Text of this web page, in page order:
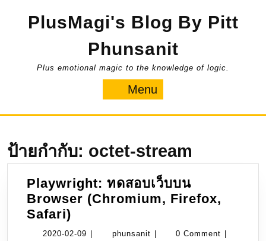
PlusMagi's Blog By Pitt
Phunsanit
Plus emotional magic to the knowledge of logic.
Menu
ป้ายกำกับ: octet-stream
Playwright: ทดสอบเว็บบน
Browser (Chromium, Firefox,
Safari)
ทดสอบ
2020-02-09 2020- phunsanit phunsanit0 Comment